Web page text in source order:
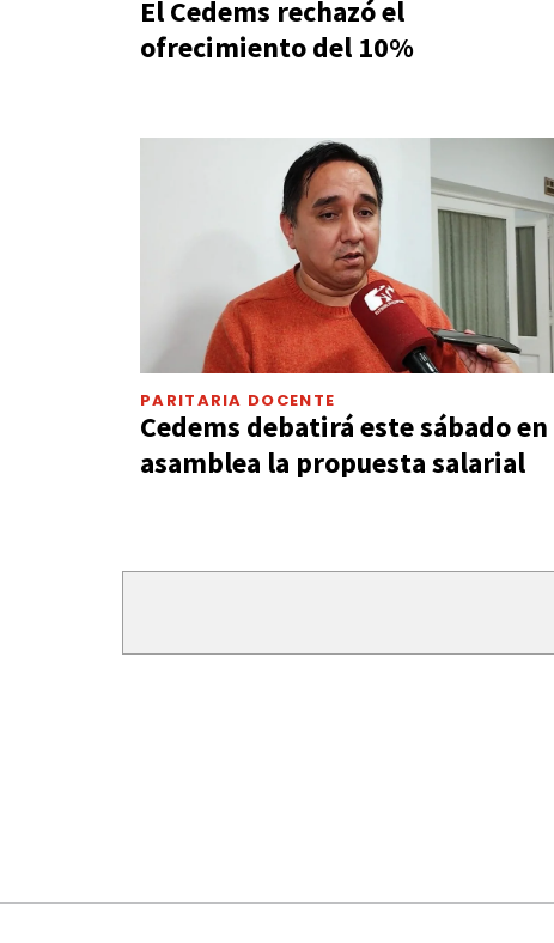
El Cedems rechazó el
ofrecimiento del 10%
PARITARIA DOCENTE
Cedems debatirá este sábado en
asamblea la propuesta salarial